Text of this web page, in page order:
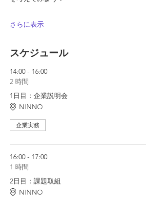
さらに表示
スケジュール
14:00 - 16:00
2 時間
1日目：企業説明会
NINNO
企業実務
16:00 - 17:00
1 時間
2日目：課題取組
NINNO